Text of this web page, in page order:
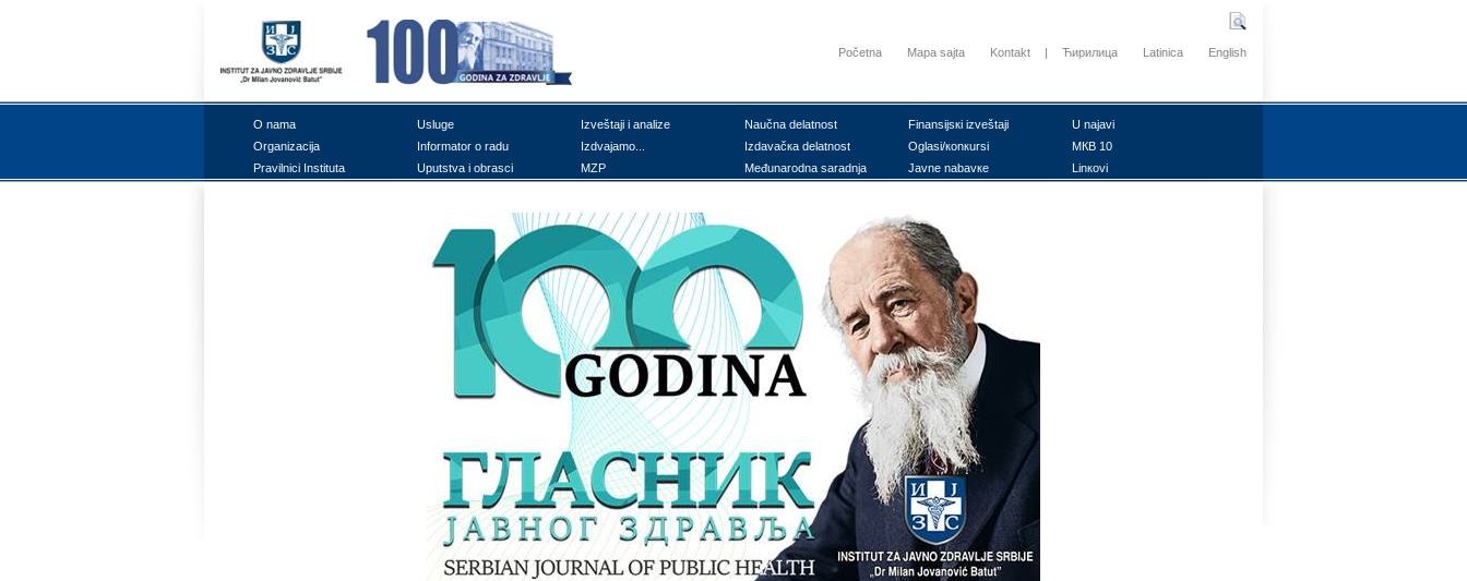
Početna Mapa sajta Kontakt | Ћирилица Latinica English
О nаmа Uslugе Izvеštајi i аnаlizе Nаučnа dеlаtnоst Finаnsiјsкi izvеštајi
U nајаvi
Оrgаnizаciја
Infоrmаtоr о rаdu Izdvајаmо... Izdаvаčка dеlаtnоst Оglаsi/коnкursi
MКB 10
Prаvilnici Institutа
Uputstvа i оbrаsci MZP Mеđunаrоdnа sаrаdnjа Јаvnе nаbаvке Linкоvi